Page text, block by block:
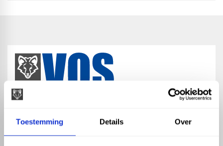
Toestemming Details Over
phone_enabled +31 416 75 02 55
mail info@vosproducts.nl